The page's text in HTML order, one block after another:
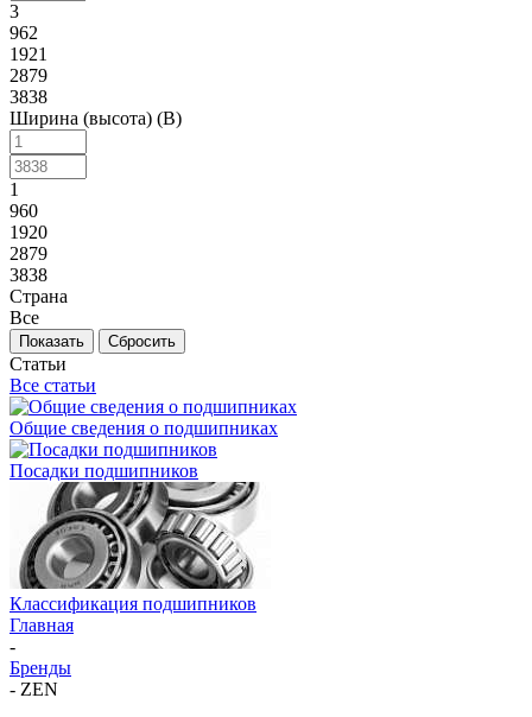
3
962
1921
2879
3838
Ширина (высота) (B)
1
960
1920
2879
3838
Страна
Все
Сбросить
Статьи
Все статьи
Общие сведения о подшипниках
Посадки подшипников
Классификация подшипников
Главная
-
Бренды
- ZEN